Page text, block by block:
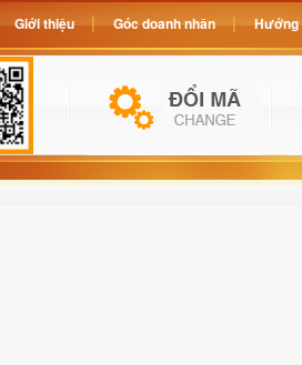
Giới thiệu Góc doanh nhân Hướng